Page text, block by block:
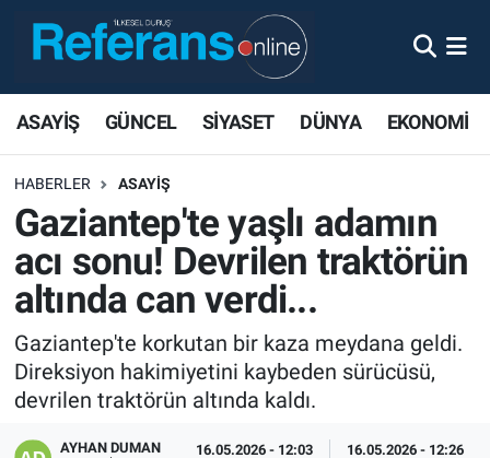
ASAYİŞ GÜNCEL SİYASET DÜNYA EKONOMİ
HABERLER ASAYİŞ
Gaziantep'te yaşlı adamın
acı sonu! Devrilen traktörün
altında can verdi...
Gaziantep'te korkutan bir kaza meydana geldi.
Direksiyon hakimiyetini kaybeden sürücüsü,
devrilen traktörün altında kaldı.
AYHAN DUMAN 16.05.2026 - 12:03 16.05.2026 - 12:26